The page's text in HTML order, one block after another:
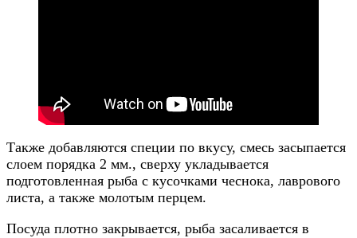
Также добавляются специи по вкусу, смесь засыпается
слоем порядка 2 мм., сверху укладывается
подготовленная рыба с кусочками чеснока, лаврового
листа, а также молотым перцем.
Посуда плотно закрывается, рыба засаливается в